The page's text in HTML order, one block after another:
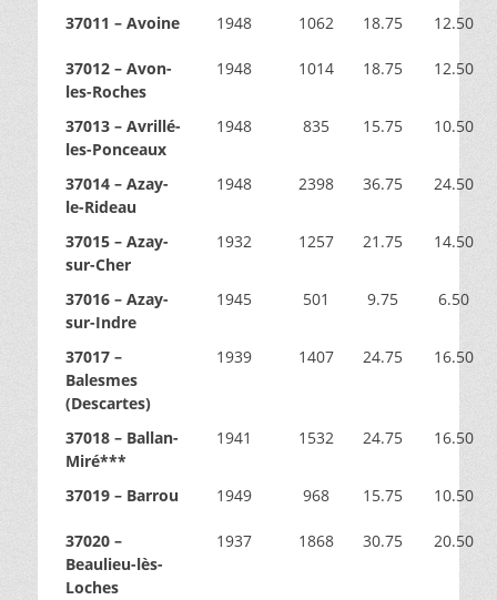
37011 – Avoine 1948 1062 18.75 12.50
37012 – Avon-
les-Roches
1948 1014 18.75 12.50
37013 – Avrillé-
les-Ponceaux
1948 835 15.75 10.50
37014 – Azay-
le-Rideau
1948 2398 36.75 24.50
37015 – Azay-
sur-Cher
1932 1257 21.75 14.50
37016 – Azay-
sur-Indre
1945 501 9.75 6.50
37017 –
Balesmes
(Descartes)
1939 1407 24.75 16.50
37018 – Ballan-
Miré***
1941 1532 24.75 16.50
37019 – Barrou 1949 968 15.75 10.50
37020 –
Beaulieu-lès-
Loches
1937 1868 30.75 20.50